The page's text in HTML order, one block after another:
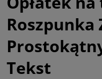
Tekst